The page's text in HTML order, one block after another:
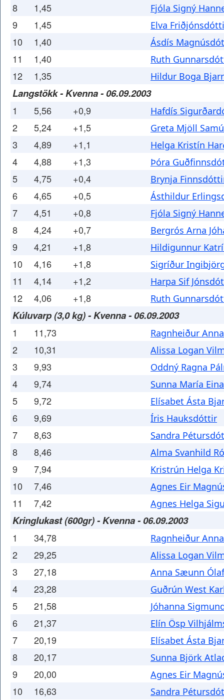
8 1,45 Fjóla Signý
9 1,45 Elva
10 1,40 Ásdís
11 1,40 Ruth
12 1,35 Hildur Boga
Langstökk - Kvenna - 06.09.2003
1 5,56 +0,9 Hafdís
2 5,24 +1,5 Greta Mjöll
3 4,89 +1,1 Helga Kristín
4 4,88 +1,3 Þóra
5 4,75 +0,4 Brynja
6 4,65 +0,5 Ásthildur
7 4,51 +0,8 Fjóla Signý
8 4,24 +0,7 Bergrós Arna
9 4,21 +1,8 Hildigunnur
10 4,16 +1,8 Sigríður
11 4,14 +1,2 Harpa Sif
12 4,06 +1,8 Ruth
Kúluvarp (3,0 kg) - Kvenna - 06.09.2003
1 11,73 Ragnheiður
2 10,31 Alissa Logan
3 9,93 Oddný Ragna
4 9,74 Sunna María
5 9,72 Elísabet Ásta
6 9,69 Íris Hauksdóttir
7 8,63 Sandra
8 8,46 Alma Svanhild
9 7,94 Kristrún Helga
10 7,46 Agnes Eir
11 7,42 Agnes Helga
Kringlukast (600gr) - Kvenna - 06.09.2003
1 34,78 Ragnheiður
2 29,25 Alissa Logan
3 27,18 Anna Sæunn
4 23,28 Guðrún West
5 21,58 Jóhanna
6 21,37 Elín Ösp
7 20,19 Elísabet Ásta
8 20,17 Sunna Björk
9 20,00 Agnes Eir
10 16,63 Sandra